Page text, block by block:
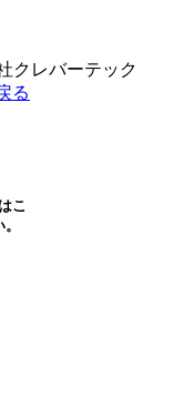
クレバーテック
る
こ